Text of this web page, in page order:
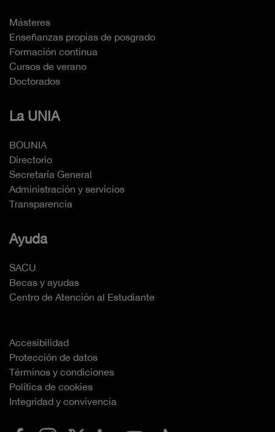
Másteres
Enseñanzas propias de posgrado
Formación continua
Cursos de verano
Doctorados
La UNIA
BOUNIA
Directorio
Secretaría General
Administración y servicios
Transparencia
Ayuda
SACU
Becas y ayudas
Centro de Atención al Estudiante
Accesibilidad
Protección de datos
Términos y condiciones
Política de cookies
Integridad y convivencia